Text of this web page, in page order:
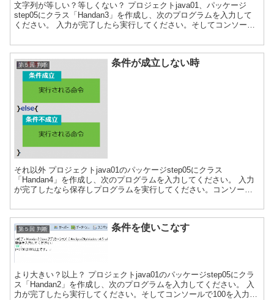
文字列が等しい？等しくない？ プロジェクトjava01、パッケージ
step05にクラス「Handan3」を作成し、次のプログラムを入力して
ください。 入力が完了したら実行してください。そしてコンソール
第５回 判断 条件が成立しない時
それ以外 プロジェクトjava01のパッケージstep05にクラス
「Handan4」を作成し、次のプログラムを入力してください。 入力
が完了したなら保存しプログラムを実行してください。コンソール
第５回 判断 条件を使いこなす
より大きい？以上？ プロジェクトjava01のパッケージstep05にクラ
ス「Handan2」を作成し、次のプログラムを入力してください。 入
力が完了したら実行してください。そしてコンソールで100を入力し